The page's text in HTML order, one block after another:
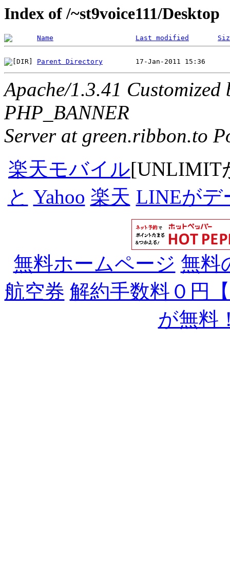
Index of /~st9voice111/Desktop
Name Last modified
Parent Directory
Apache/1.3.41 Customized
PHP_BANNER
Server at green.ribbon.to
楽天モバイル[UNLIMIT
と Yahoo 楽天 LINEがデ
無料ホームページ 無料
航空券 解約手数料０円
が無料